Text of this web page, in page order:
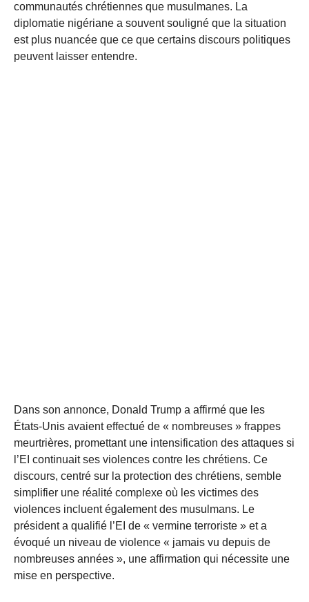
communautés chrétiennes que musulmanes. La
diplomatie nigériane a souvent souligné que la situation
est plus nuancée que ce que certains discours politiques
peuvent laisser entendre.
Dans son annonce, Donald Trump a affirmé que les
États-Unis avaient effectué de « nombreuses » frappes
meurtrières, promettant une intensification des attaques si
l’EI continuait ses violences contre les chrétiens. Ce
discours, centré sur la protection des chrétiens, semble
simplifier une réalité complexe où les victimes des
violences incluent également des musulmans. Le
président a qualifié l’EI de « vermine terroriste » et a
évoqué un niveau de violence « jamais vu depuis de
nombreuses années », une affirmation qui nécessite une
mise en perspective.